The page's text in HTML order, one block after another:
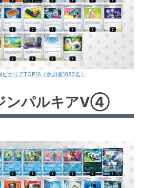
オリアTOP16［参加者1082名］
ンパルキアV④